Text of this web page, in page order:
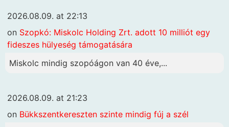
2026.08.09. at 22:13
on Szopkó: Miskolc Holding Zrt. adott 10 milliót egy
fideszes hülyeség támogatására
Miskolc mindig szopóágon van 40 éve,...
2026.08.09. at 21:23
on Bükkszentkereszten szinte mindig fúj a szél